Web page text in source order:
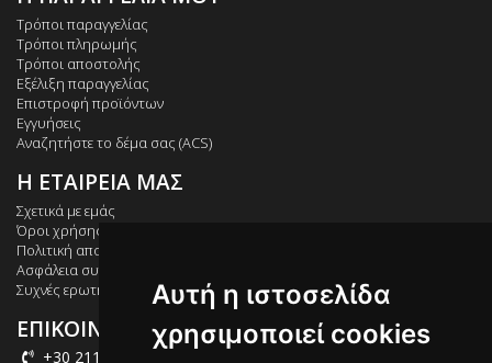
Τρόποι παραγγελίας
Τρόποι πληρωμής
Τρόποι αποστολής
Εξέλιξη παραγγελίας
Επιστροφή προϊόντων
Εγγυήσεις
Αναζητήστε το δέμα σας (ACS)
Η ΕΤΑΙΡΕΙΑ ΜΑΣ
Σχετικά με εμάς
Όροι χρήσης
Πολιτική απορρήτου
Ασφάλεια συναλλαγών
Συχνές ερωτήσεις
ΕΠΙΚΟΙΝΩΝΙΑ
+30 211 012 2003
Αυτή η ιστοσελίδα
χρησιμοποιεί cookies